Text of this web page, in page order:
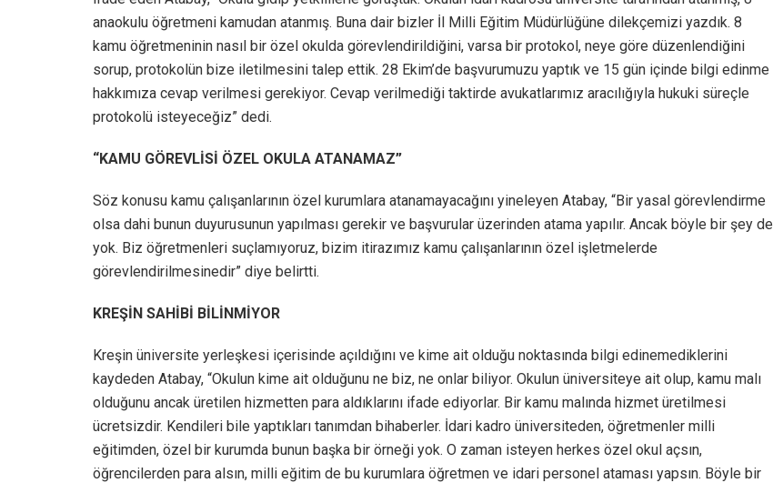
anaokulu öğretmeni kamudan atanmış. Buna dair bizler İl Milli Eğitim Müdürlüğüne dilekçemizi yazdık. 8
kamu öğretmeninin nasıl bir özel okulda görevlendirildiğini, varsa bir protokol, neye göre düzenlendiğini
sorup, protokolün bize iletilmesini talep ettik. 28 Ekim’de başvurumuzu yaptık ve 15 gün içinde bilgi edinme
hakkımıza cevap verilmesi gerekiyor. Cevap verilmediği taktirde avukatlarımız aracılığıyla hukuki süreçle
protokolü isteyeceğiz” dedi.
“KAMU GÖREVLİSİ ÖZEL OKULA ATANAMAZ”
Söz konusu kamu çalışanlarının özel kurumlara atanamayacağını yineleyen Atabay, “Bir yasal görevlendirme
olsa dahi bunun duyurusunun yapılması gerekir ve başvurular üzerinden atama yapılır. Ancak böyle bir şey de
yok. Biz öğretmenleri suçlamıyoruz, bizim itirazımız kamu çalışanlarının özel işletmelerde
görevlendirilmesinedir” diye belirtti.
KREŞİN SAHİBİ BİLİNMİYOR
Kreşin üniversite yerleşkesi içerisinde açıldığını ve kime ait olduğu noktasında bilgi edinemediklerini
kaydeden Atabay, “Okulun kime ait olduğunu ne biz, ne onlar biliyor. Okulun üniversiteye ait olup, kamu malı
olduğunu ancak üretilen hizmetten para aldıklarını ifade ediyorlar. Bir kamu malında hizmet üretilmesi
ücretsizdir. Kendileri bile yaptıkları tanımdan bihaberler. İdari kadro üniversiteden, öğretmenler milli
eğitimden, özel bir kurumda bunun başka bir örneği yok. O zaman isteyen herkes özel okul açsın,
öğrencilerden para alsın, milli eğitim de bu kurumlara öğretmen ve idari personel ataması yapsın. Böyle bir